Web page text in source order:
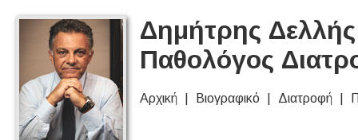
Δημήτρης
Παθολόγος
Αρχική Βιογραφικό Διατροφή